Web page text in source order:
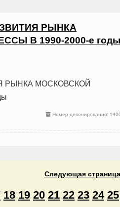
РЫНКА
В 1990-2000-е годы
РЫНКА МОСКОВСКОЙ
Номер депонирования:
Следующая страница
18 19 20 21 22 23 24 25